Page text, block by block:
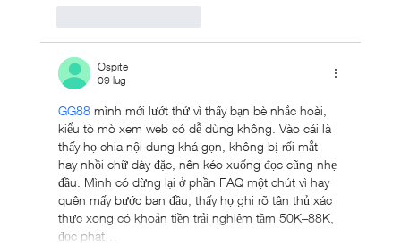
Ospite
09 lug
GG88 mình mới lướt thử vì thấy bạn bè nhắc hoài,
kiểu tò mò xem web có dễ dùng không. Vào cái là
thấy họ chia nội dung khá gọn, không bị rối mắt
hay nhồi chữ dày đặc, nên kéo xuống đọc cũng nhẹ
đầu. Mình có dừng lại ở phần FAQ một chút vì hay
quên mấy bước ban đầu, thấy họ ghi rõ tân thủ xác
thực xong có khoản tiền trải nghiệm tầm 50K–88K,
đọc phát…